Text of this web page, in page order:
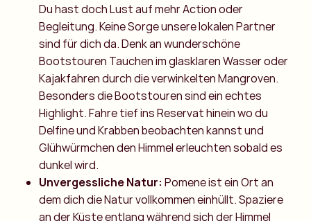
Du hast doch Lust auf mehr Action oder
Begleitung. Keine Sorge unsere lokalen Partner
sind für dich da. Denk an wunderschöne
Bootstouren Tauchen im glasklaren Wasser oder
Kajakfahren durch die verwinkelten Mangroven.
Besonders die Bootstouren sind ein echtes
Highlight. Fahre tief ins Reservat hinein wo du
Delfine und Krabben beobachten kannst und
Glühwürmchen den Himmel erleuchten sobald es
dunkel wird.
Unvergessliche Natur: Pomene ist ein Ort an
dem dich die Natur vollkommen einhüllt. Spaziere
an der Küste entlang während sich der Himmel